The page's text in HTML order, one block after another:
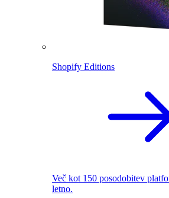
Shopify Editions
Več kot 150 posodobitev
letno.